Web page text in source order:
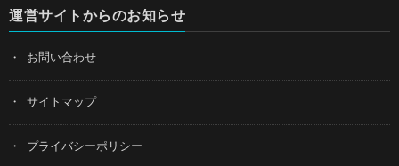
運営サイトからのお知らせ
お問い合わせ
サイトマップ
プライバシーポリシー